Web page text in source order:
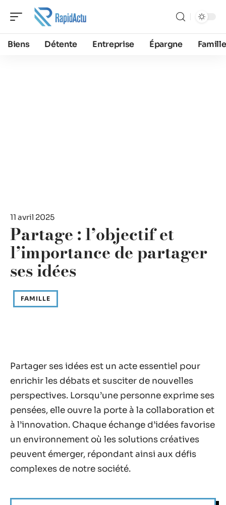
Biens Détente Entreprise Épargne Famille
11 avril 2025
Partage : l’objectif et
l’importance de partager
ses idées
FAMILLE
Partager ses idées est un acte essentiel pour
enrichir les débats et susciter de nouvelles
perspectives. Lorsqu’une personne exprime ses
pensées, elle ouvre la porte à la collaboration et
à l’innovation. Chaque échange d’idées favorise
un environnement où les solutions créatives
peuvent émerger, répondant ainsi aux défis
complexes de notre société.